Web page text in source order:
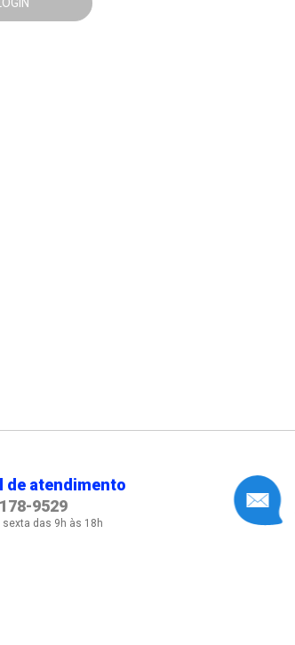
de atendimento
9529
sexta das 9h às 18h